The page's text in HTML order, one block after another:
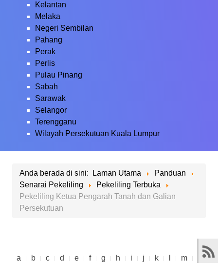
Kelantan
Melaka
Negeri Sembilan
Pahang
Perak
Perlis
Pulau Pinang
Sabah
Sarawak
Selangor
Terengganu
Wilayah Persekutuan Kuala Lumpur
Anda berada di sini: Laman Utama
Panduan
Senarai Pekeliling
Pekeliling Terbuka
Pekeliling Ketua Pengarah Tanah dan Galian
Persekutuan
a b c d e f g h i j k m